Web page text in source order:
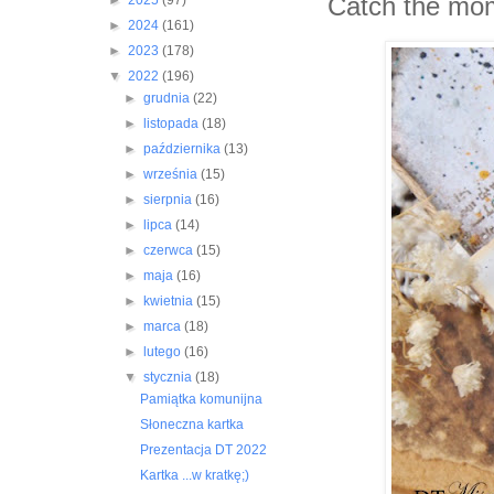
Catch the
► 2024 (161)
► 2023 (178)
▼ 2022 (196)
► grudnia (22)
►
listopada (18)
► października (13)
► września (15)
► sierpnia (16)
►
lipca (14)
► czerwca (15)
► maja (16)
►
kwietnia (15)
► marca (18)
►
lutego (16)
▼ stycznia (18)
Pamiątka komunijna
Słoneczna kartka
Prezentacja DT 2022
Kartka ...w kratkę;)